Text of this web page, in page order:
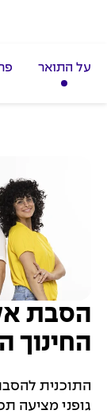
על התואר
הסבת
החינוך
התוכנית
גופני מציעה